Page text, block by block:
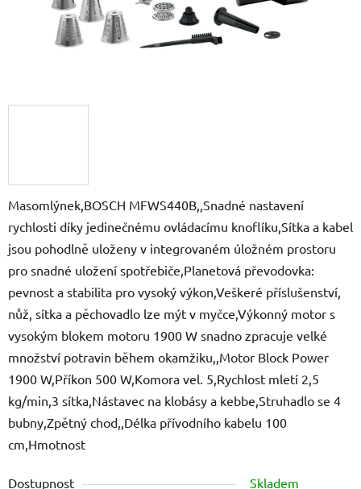
Masomlýnek,BOSCH MFWS440B,,Snadné nastavení
rychlosti díky jedinečnému ovládacímu knoflíku,Sítka a kabel
jsou pohodlně uloženy v integrovaném úložném prostoru
pro snadné uložení spotřebiče,Planetová převodovka:
pevnost a stabilita pro vysoký výkon,Veškeré příslušenství,
nůž, sítka a pěchovadlo lze mýt v myčce,Výkonný motor s
vysokým blokem motoru 1900 W snadno zpracuje velké
množství potravin během okamžiku,,Motor Block Power
1900 W,Příkon 500 W,Komora vel. 5,Rychlost mletí 2,5
kg/min,3 sítka,Nástavec na klobásy a kebbe,Struhadlo se 4
bubny,Zpětný chod,,Délka přívodního kabelu 100
cm,Hmotnost
Dostupnost
Skladem